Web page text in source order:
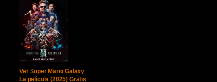
Ver Super Mario Galaxy
La película (2025) Gratis